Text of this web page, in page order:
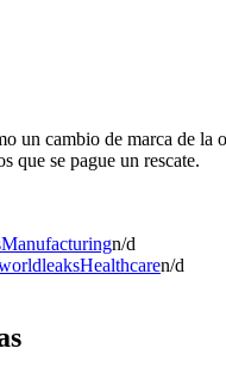
un cambio de marca de
que se pague un rescate.
Manufacturingn/d
Healthcaren/d